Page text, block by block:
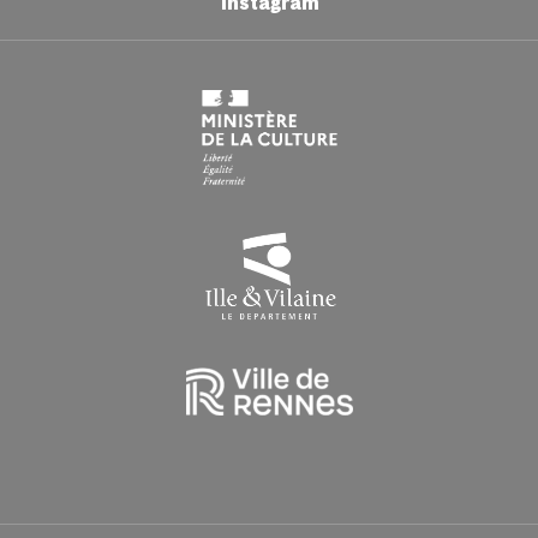
Du lundi au vendredi : 9h00 > 16h30